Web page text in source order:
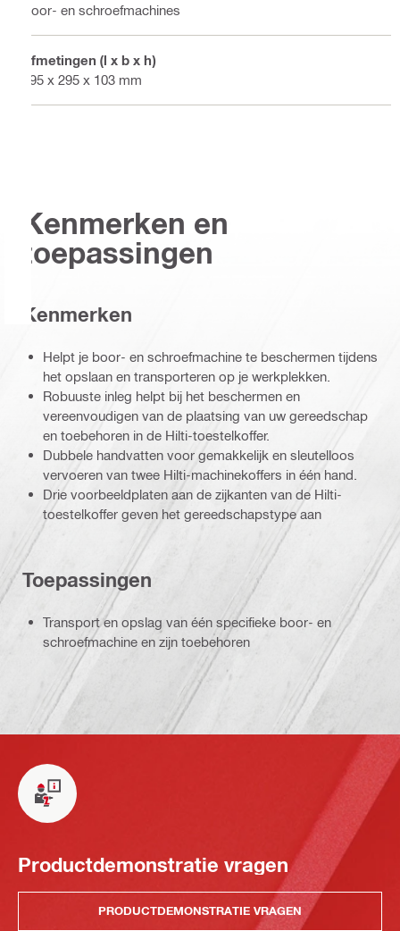
Boor- en schroefmachines
Afmetingen (l x b x h)
395 x 295 x 103 mm
Kenmerken en
toepassingen
Kenmerken
Helpt je boor- en schroefmachine te beschermen tijdens
het opslaan en transporteren op je werkplekken.
Robuuste inleg helpt bij het beschermen en
vereenvoudigen van de plaatsing van uw gereedschap
en toebehoren in de Hilti-toestelkoffer.
Dubbele handvatten voor gemakkelijk en sleutelloos
vervoeren van twee Hilti-machinekoffers in één hand.
Drie voorbeeldplaten aan de zijkanten van de Hilti-
toestelkoffer geven het gereedschapstype aan
Toepassingen
Transport en opslag van één specifieke boor- en
schroefmachine en zijn toebehoren
Productdemonstratie vragen
PRODUCTDEMONSTRATIE VRAGEN